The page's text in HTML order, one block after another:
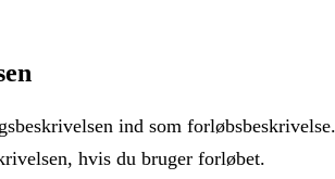
ind som
hvis du bruger forløbet.